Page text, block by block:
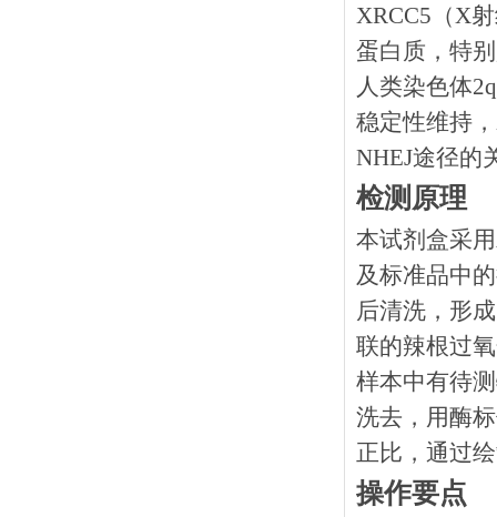
XRCC5（X
蛋白质，特
人类染色体
稳定性维持
NHEJ途径的
检测原理
本试剂盒采
及标准品中
后清洗，形成
联的辣根过
样本中有待
洗去，用酶
正比，通过
操作要点